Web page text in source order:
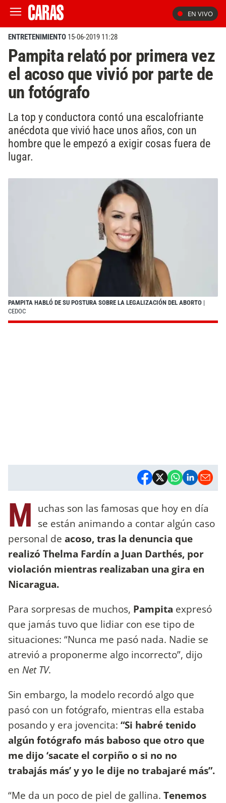
EN VIVO
ENTRETENIMIENTO 15-06-2019 11:28
Pampita relató por primera vez
el acoso que vivió por parte de
un fotógrafo
La top y conductora contó una escalofriante
anécdota que vivió hace unos años, con un
hombre que le empezó a exigir cosas fuera de
lugar.
PAMPITA HABLÓ DE SU POSTURA SOBRE LA LEGALIZACIÓN DEL ABORTO |
CEDOC
M uchas son las famosas que hoy en día
se están animando a contar algún caso
personal de acoso, tras la denuncia que
realizó Thelma Fardín a Juan Darthés, por
violación mientras realizaban una gira en
Nicaragua.
Para sorpresas de muchos, Pampita expresó
que jamás tuvo que lidiar con ese tipo de
situaciones: “Nunca me pasó nada. Nadie se
atrevió a proponerme algo incorrecto”, dijo
en Net TV.
Sin embargo, la modelo recordó algo que
pasó con un fotógrafo, mientras ella estaba
posando y era jovencita: “Si habré tenido
algún fotógrafo más baboso que otro que
me dijo ‘sacate el corpiño o si no no
trabajás más’ y yo le dije no trabajaré más”.
“Me da un poco de piel de gallina. Tenemos